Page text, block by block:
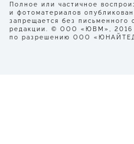
Полное или частичное
и фотоматериалов
запрещается без письменного
редакции. © ООО «ЮВМ», 2016
по разрешению ООО